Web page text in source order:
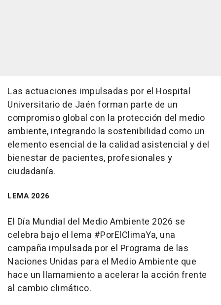
Las actuaciones impulsadas por el Hospital
Universitario de Jaén forman parte de un
compromiso global con la protección del medio
ambiente, integrando la sostenibilidad como un
elemento esencial de la calidad asistencial y del
bienestar de pacientes, profesionales y
ciudadanía.
LEMA 2026
El Día Mundial del Medio Ambiente 2026 se
celebra bajo el lema #PorElClimaYa, una
campaña impulsada por el Programa de las
Naciones Unidas para el Medio Ambiente que
hace un llamamiento a acelerar la acción frente
al cambio climático.